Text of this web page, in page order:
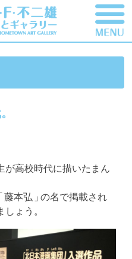
が高校時代に描いたまん
藤本弘 」の名で掲載され
しょう 。